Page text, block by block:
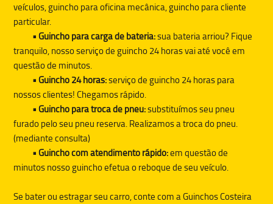
veículos, guincho para oficina mecânica, guincho para cliente
particular.
• Guincho para carga de bateria:sua bateria arriou? Fique
tranquilo, nosso serviço de guincho 24 horas vai até você em
questão de minutos.
• Guincho 24 horas:serviço de guincho 24 horas para
nossos clientes! Chegamos rápido.
• Guincho para troca de pneu:substituímos seu pneu
furado pelo seu pneu reserva. Realizamos a troca do pneu.
(mediante consulta)
• Guincho com atendimento rápido:em questão de
minutos nosso guincho efetua o reboque de seu veículo.
Se bater ou estragar seu carro, conte com aGuinchos Costeira